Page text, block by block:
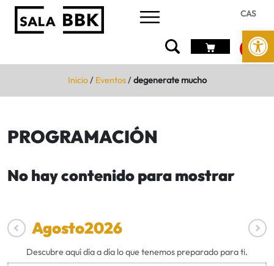
Abrir
CAS
Inicio/ Eventos/degenerate mucho
PROGRAMACIÓN
No hay contenido para mostrar
Agosto2026
Descubre aquí día a día lo que tenemos preparado para ti.